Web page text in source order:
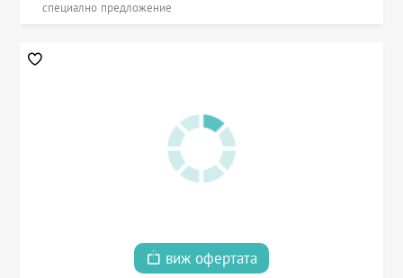
специално предложение
виж офертата